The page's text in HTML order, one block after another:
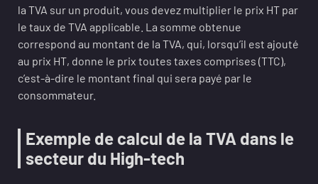
la TVA sur un produit, vous devez multiplier le prix HT par
le taux de TVA applicable. La somme obtenue
correspond au montant de la TVA, qui, lorsqu’il est ajouté
au prix HT, donne le prix toutes taxes comprises (TTC),
c’est-à-dire le montant final qui sera payé par le
consommateur.
Exemple de calcul de la TVA dans le
secteur du High-tech